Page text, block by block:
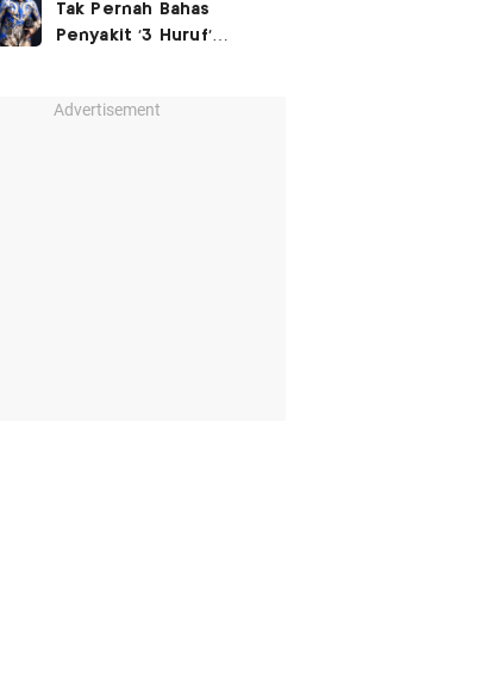
Tak Pernah Bahas
Penyakit '3 Huruf'
Advertisement